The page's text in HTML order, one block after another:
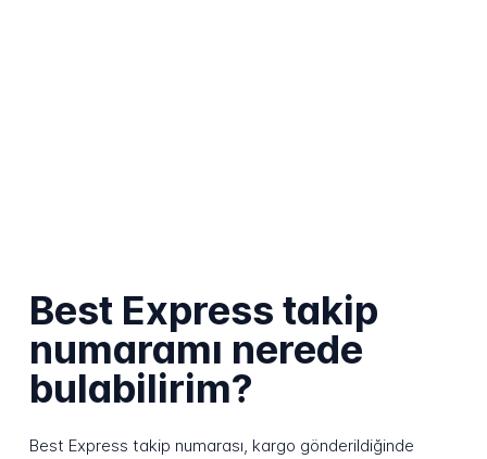
Best Express takip
numaramı nerede
bulabilirim?
Best Express takip numarası, kargo gönderildiğinde